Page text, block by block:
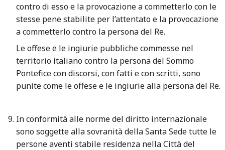
contro di esso e la provocazione a commetterlo con le
stesse pene stabilite per l’attentato e la provocazione
a commetterlo contro la persona del Re.
Le offese e le ingiurie pubbliche commesse nel
territorio italiano contro la persona del Sommo
Pontefice con discorsi, con fatti e con scritti, sono
punite come le offese e le ingiurie alla persona del Re.
In conformità alle norme del diritto internazionale
sono soggette alla sovranità della Santa Sede tutte le
persone aventi stabile residenza nella Città del